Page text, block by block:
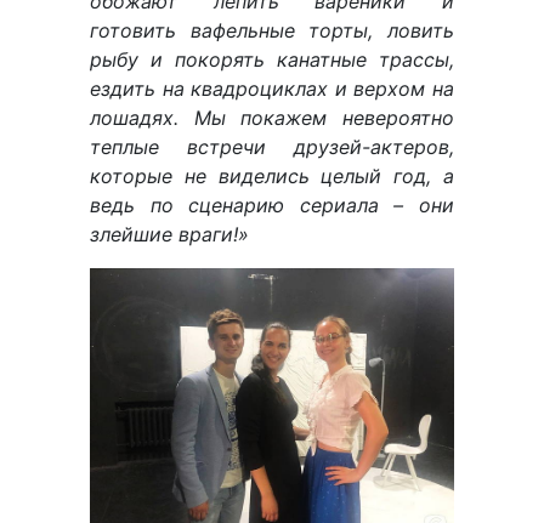
готовить вафельные торты, ловить
рыбу и покорять канатные трассы,
ездить на квадроциклах и верхом на
лошадях. Мы покажем невероятно
теплые встречи друзей-актеров,
которые не виделись целый год, а
ведь по сценарию сериала – они
злейшие враги!»